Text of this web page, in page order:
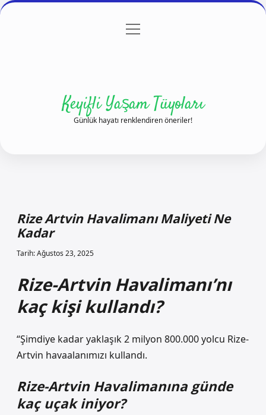
Gizlilik Politikası
menüyü
Keyifli Yaşam Tüyoları
Günlük hayatı renklendiren öneriler!
Rize Artvin Havalimanı Maliyeti Ne
Kadar
Tarih: Ağustos 23, 2025
Rize-Artvin Havalimanı’nı
kaç kişi kullandı?
“Şimdiye kadar yaklaşık 2 milyon 800.000 yolcu Rize-
Artvin havaalanımızı kullandı.
Rize-Artvin Havalimanına günde
kaç uçak iniyor?